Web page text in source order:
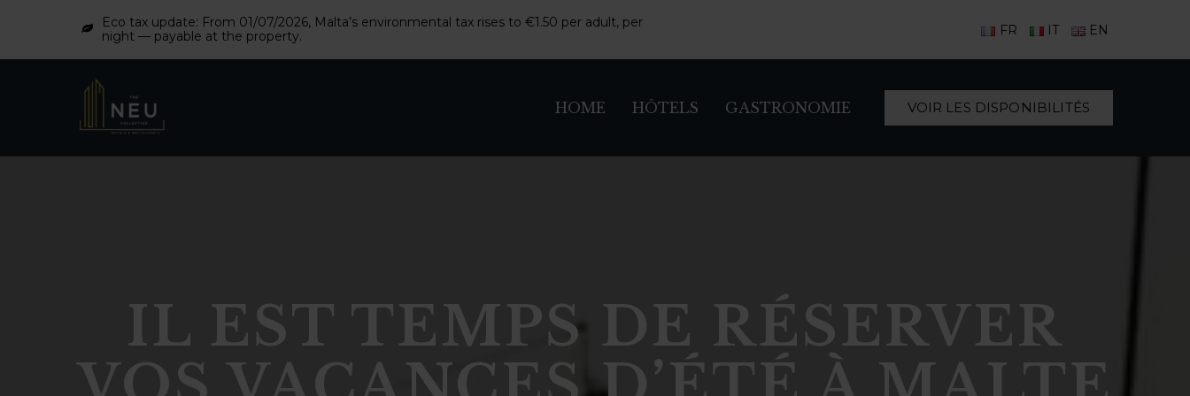
Eco tax update: From 01/07/2026, Malta’s environmental tax rises to €1.50 per adult, per
night — payable at the property.
FR IT EN
HOME HÔTELS GASTRONOMIE VOIR LES DISPONIBILITÉS
IL EST TEMPS DE RÉSERVER